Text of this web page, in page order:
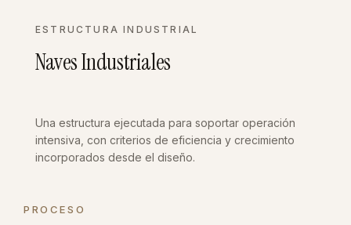
ESTRUCTURA INDUSTRIAL
Naves Industriales
Una estructura ejecutada para soportar operación
intensiva, con criterios de eficiencia y crecimiento
incorporados desde el diseño.
PROCESO